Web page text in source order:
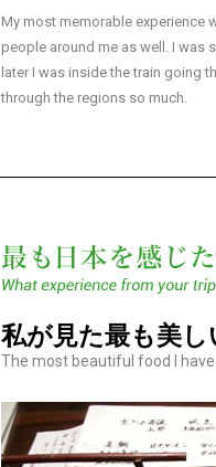
My most memorable experience
people around me as well. I was
later I was inside the train going
through the regions so much.
私が見た最も美し
The most beautiful food I